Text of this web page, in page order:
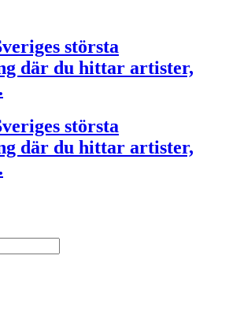
största
där du hittar artister,
största
där du hittar artister,